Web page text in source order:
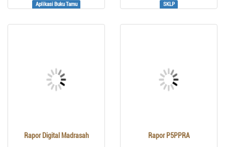
Aplikasi Buku Tamu SKLP
Rapor Digital Madrasah Rapor P5PPRA